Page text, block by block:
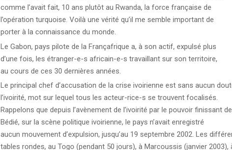
comme l’avait fait, 10 ans plutôt au Rwanda, la force française de
l’opération turquoise. Voilà une vérité qu’il me semble important de
porter à la connaissance du monde.
Le Gabon, pays pilote de la Françafrique a, à son actif, expulsé plus
d’une fois, les étranger-e-s africain-e-s travaillant sur son territoire,
au cours de ces 30 dernières années.
Le principal chef d’accusation de la crise ivoirienne est sans aucun
l’ivoirité, mot sur lequel tous les acteur-rice-s se trouvent focalisés.
Rappelons que depuis l’avènement de l’ivoirité par le pouvoir finissant de
Bédié, sur la scène politique ivoirienne, le pays n’avait enregistré
aucun mouvement d’expulsion, jusqu’au 19 septembre 2002. Les
tables rondes, au Togo (pendant 50 jours), à Marcoussis (janvier 2003),